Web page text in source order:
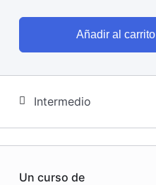
Añadir al carrito
Intermedio
Un curso de